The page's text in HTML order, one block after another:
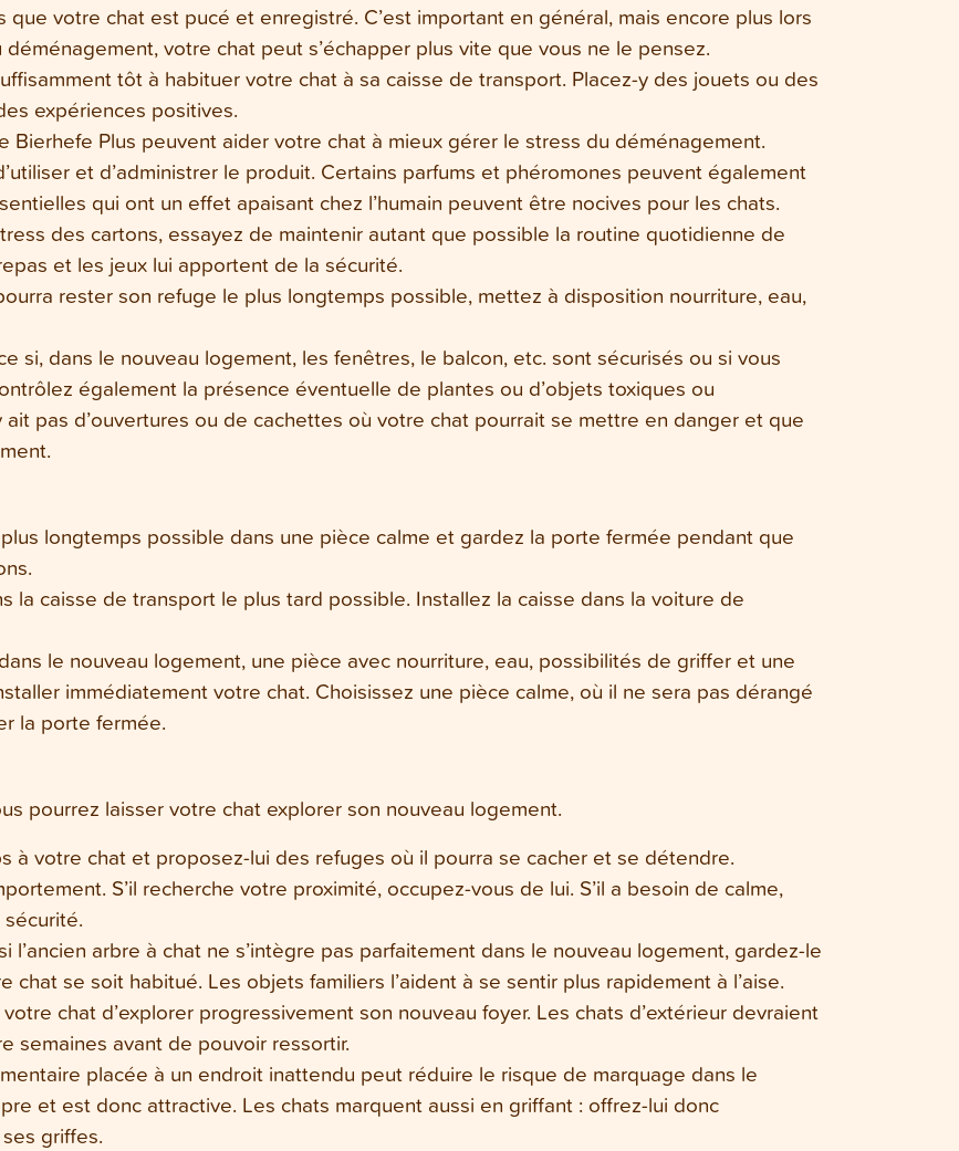
que votre chat est pucé et enregistré. C’est important en général, mais encore plus lors
votre chat peut s’échapper plus vite que vous ne le pensez.
tôt à habituer votre chat à sa caisse de transport. Placez-y des jouets ou des
expériences positives.
Bierhefe Plus peuvent aider votre chat à mieux gérer le stress du déménagement.
et d’administrer le produit. Certains parfums et phéromones peuvent également
qui ont un effet apaisant chez l’humain peuvent être nocives pour les chats.
des cartons, essayez de maintenir autant que possible la routine quotidienne de
et les jeux lui apportent de la sécurité.
rester son refuge le plus longtemps possible, mettez à disposition nourriture, eau,
si, dans le nouveau logement, les fenêtres, le balcon, etc. sont sécurisés ou si vous
également la présence éventuelle de plantes ou d’objets toxiques ou
ait pas d’ouvertures ou de cachettes où votre chat pourrait se mettre en danger et que
longtemps possible dans une pièce calme et gardez la porte fermée pendant que
la caisse de transport le plus tard possible. Installez la caisse dans la voiture de
le nouveau logement, une pièce avec nourriture, eau, possibilités de griffer et une
immédiatement votre chat. Choisissez une pièce calme, où il ne sera pas dérangé
la porte fermée.
pourrez laisser votre chat explorer son nouveau logement.
à votre chat et proposez-lui des refuges où il pourra se cacher et se détendre.
S’il recherche votre proximité, occupez-vous de lui. S’il a besoin de calme,
l’ancien arbre à chat ne s’intègre pas parfaitement dans le nouveau logement, gardez-le
chat se soit habitué. Les objets familiers l’aident à se sentir plus rapidement à l’aise.
chat d’explorer progressivement son nouveau foyer. Les chats d’extérieur devraient
semaines avant de pouvoir ressortir.
placée à un endroit inattendu peut réduire le risque de marquage dans le
et est donc attractive. Les chats marquent aussi en griffant : offrez-lui donc
griffes.